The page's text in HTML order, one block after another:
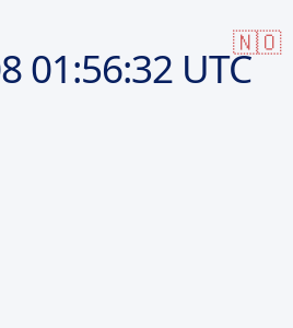
🇳🇴
01:56:32 UTC